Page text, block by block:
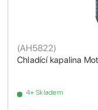
Chladící kapalina
(AH5822)
4+ Skladem